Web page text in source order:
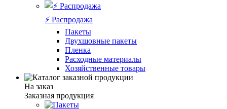
⚡️ Распродажа
Пакеты
Двухшовные пакеты
Пленка
Расходные материалы
Хозяйственные товары
На заказ
Заказная продукция